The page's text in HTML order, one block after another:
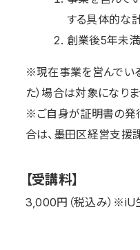
する具体的な
創業後5年未
※現在事業を営んでい
た）場合は対象になりま
※ご自身が証明書の発
合は、墨田区経営支援
【受講料】
3,000円（税込み）※iU